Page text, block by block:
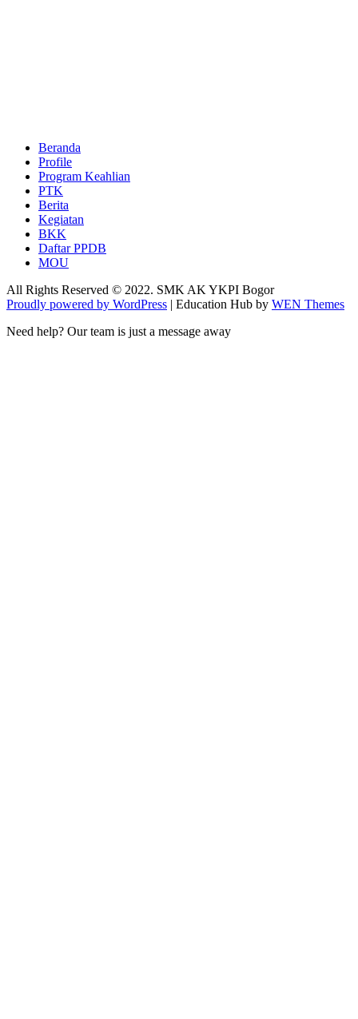
Beranda
Profile
Program Keahlian
PTK
Berita
Kegiatan
BKK
Daftar PPDB
MOU
All Rights Reserved © 2022. SMK AK YKPI Bogor
Proudly powered by WordPress | Education Hub by WEN Themes
Need help? Our team is just a message away